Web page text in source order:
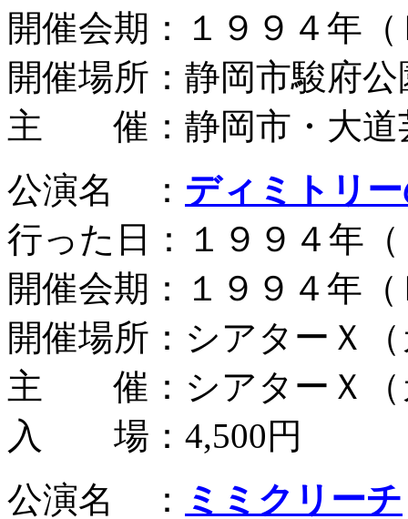
開催会期：１９９４年
開催場所：静岡市駿府
主 催：静岡市・大道
公演名 ： ディミトリ
行った日：１９９４年
開催会期：１９９４年
開催場所：シアターＸ
主 催：シアターＸ（
入 場：4,500円
公演名 ：
ミミクリーチ